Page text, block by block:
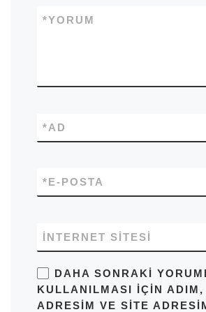
YORUM
*
AD
*
E-POSTA
*
İNTERNET SITESI
DAHA SONRAKI
KULLANILMASI IÇIN ADIM,
ADRESIM VE SITE